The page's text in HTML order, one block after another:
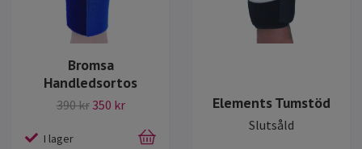
Bromsa
Handledsortos
390 kr 350 kr
I lager
Elements Tumstöd
Slutsåld